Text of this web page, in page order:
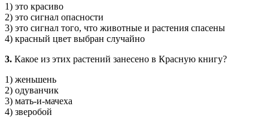
1) это красиво
2) это сигнал опасности
3) это сигнал того, что животные и растения спасены
4) красный цвет выбран случайно
3. Какое из этих растений занесено в Красную книгу?
1) женьшень
2) одуванчик
3) мать-и-мачеха
4) зверобой